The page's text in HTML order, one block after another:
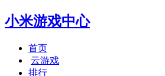
小米游戏中心
首页
云游戏
排行